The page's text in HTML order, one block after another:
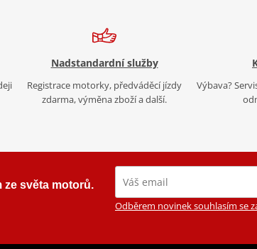
Nadstandardní služby
Registrace motorky, předváděcí jízdy
zdarma, výměna zboží a další.
Výbava?
ze světa motorů.
Odběrem novinek souhlasím se